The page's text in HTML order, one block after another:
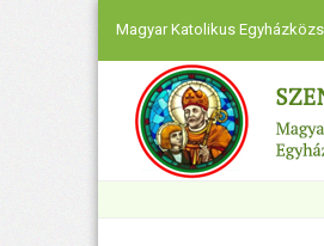
Magyar Katolikus